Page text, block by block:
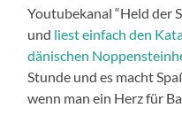
Youtubekanal “Held der
und liest einfach den
dänischen
Stunde und es macht
wenn man ein Herz für